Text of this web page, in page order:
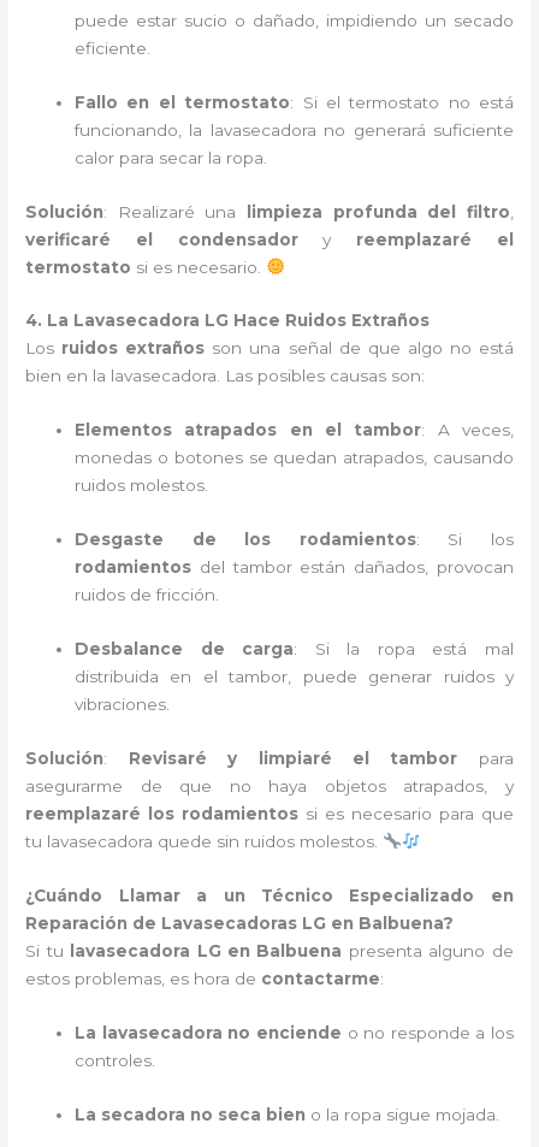
puede estar sucio o dañado, impidiendo un secado
eficiente.
Fallo en el termostato: Si el termostato no está
funcionando, la lavasecadora no generará suficiente
calor para secar la ropa.
Solución: Realizaré una limpieza profunda del filtro
verificaré el condensadory reemplazaré el
termostato si es necesario.
4. La Lavasecadora LG Hace Ruidos Extraños
Los ruidos extraños son una señal de que algo no está
bien en la lavasecadora. Las posibles causas son:
Elementos atrapados en el tambor: A veces,
monedas o botones se quedan atrapados, causando
ruidos molestos.
Desgaste de los rodamientos: Si los
rodamientos del tambor están dañados, provocan
ruidos de fricción.
Desbalance de carga: Si la ropa está mal
distribuida en el tambor, puede generar ruidos y
vibraciones.
Solución: Revisaré y limpiaré el tambor para
asegurarme de que no haya objetos atrapados, y
reemplazaré los rodamientos si es necesario para que
tu lavasecadora quede sin ruidos molestos.
¿Cuándo Llamar a un Técnico Especializado en
Reparación de Lavasecadoras LG en Balbuena?
Si tu
lavasecadora LG en Balbuena presenta alguno de
estos problemas, es hora de contactarme:
La lavasecadora no enciende o no responde a los
controles.
La secadora no seca bien o la ropa sigue mojada.